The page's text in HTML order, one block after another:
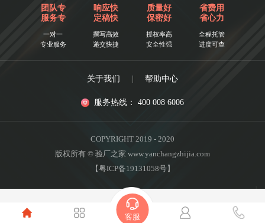
客服
团队专
服务专
一对一
专业服务
响应快
定稿快
撰写高效
递交快捷
质量好
保密好
授权率高
安全性强
省费用
省心力
全程托管
进度可查
关于我们 | 帮助中心
服务热线： 400 008 6006
COPYRIGHT 2019 - 2020
版权所有 © 验厂之家 www.yanchangzhijia.com
【粤ICP备19131058号】